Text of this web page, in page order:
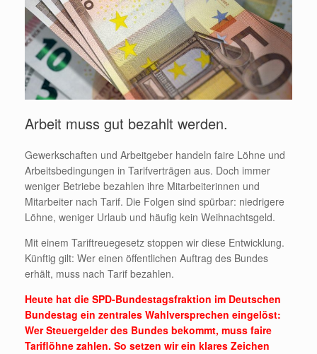
Arbeit muss gut bezahlt werden.
Gewerkschaften und Arbeitgeber handeln faire Löhne und
Arbeitsbedingungen in Tarifverträgen aus. Doch immer
weniger Betriebe bezahlen ihre Mitarbeiterinnen und
Mitarbeiter nach Tarif. Die Folgen sind spürbar: niedrigere
Löhne, weniger Urlaub und häufig kein Weihnachtsgeld.
Mit einem Tariftreuegesetz stoppen wir diese Entwicklung.
Künftig gilt: Wer einen öffentlichen Auftrag des Bundes
erhält, muss nach Tarif bezahlen.
Heute hat die SPD-Bundestagsfraktion im Deutschen
Bundestag ein zentrales Wahlversprechen eingelöst:
Wer Steuergelder des Bundes bekommt, muss faire
Tariflöhne zahlen. So setzen wir ein klares Zeichen